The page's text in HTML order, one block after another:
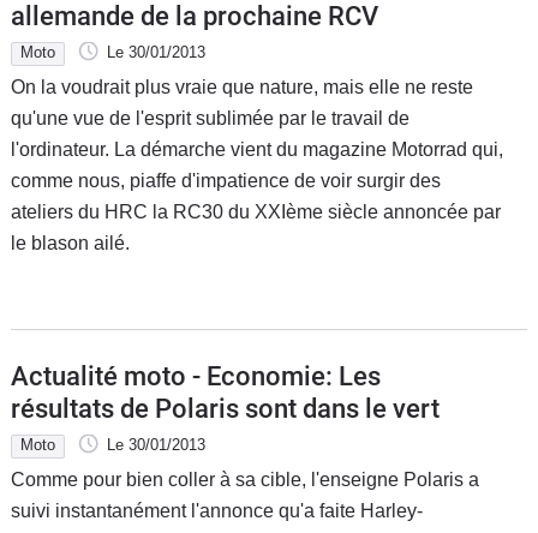
allemande de la prochaine RCV
Moto Le 30/01/2013
On la voudrait plus vraie que nature, mais elle ne reste
qu'une vue de l'esprit sublimée par le travail de
l'ordinateur. La démarche vient du magazine Motorrad qui,
comme nous, piaffe d'impatience de voir surgir des
ateliers du HRC la RC30 du XXIème siècle annoncée par
le blason ailé.
Actualité moto - Economie: Les
résultats de Polaris sont dans le vert
Moto Le 30/01/2013
Comme pour bien coller à sa cible, l'enseigne Polaris a
suivi instantanément l'annonce qu'a faite Harley-